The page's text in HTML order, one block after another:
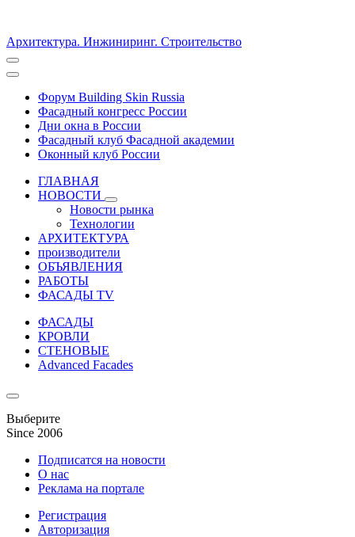
Архитектура. Инжиниринг. Строительство
Форум Building Skin Russia
Фасадный конгресс России
Дни окна в России
Фасадный клуб Фасадной академии
Оконный клуб России
ГЛАВНАЯ
НОВОСТИ
Новости рынка
Технологии
АРХИТЕКТУРА
производители
ОБЪЯВЛЕНИЯ
РАБОТЫ
ФАСАДЫ TV
ФАСАДЫ
КРОВЛИ
СТЕНОВЫЕ
Advanced Facades
Выберите
Since 2006
Подписатся на новости
О нас
Реклама на портале
Регистрация
Авторизация